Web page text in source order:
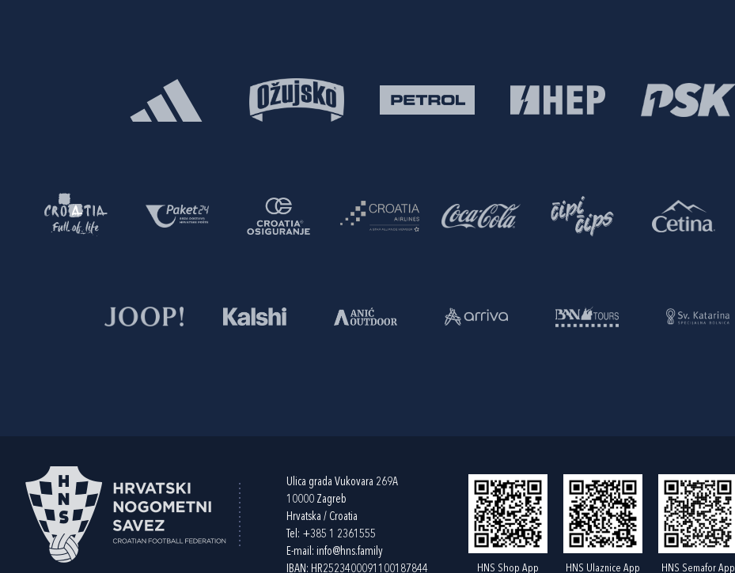
Ulica grada Vukovara 269A
10000 Zagreb
Hrvatska / Croatia
Tel: +385 1 2361555
E-mail: info@hns.family
IBAN: HR2523400091100187844
HNS Shop App HNS Ulaznice App HNS Semafor App